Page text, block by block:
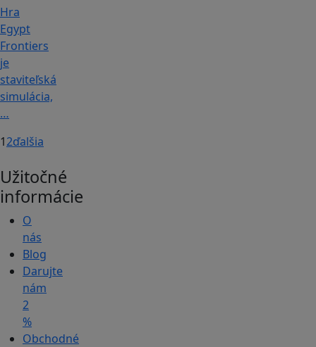
Hra
Egypt
Frontiers
je
staviteľská
simulácia,
…
12ďalšia
Užitočné
informácie
O
nás
Blog
Darujte
nám
2
%
Obchodné